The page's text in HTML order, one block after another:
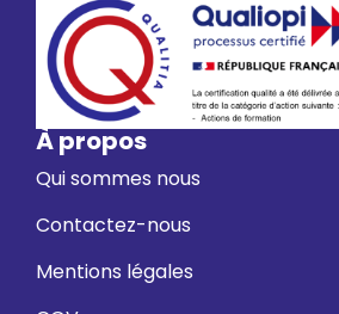
À propos
Qui sommes nous
Contactez-nous
Mentions légales